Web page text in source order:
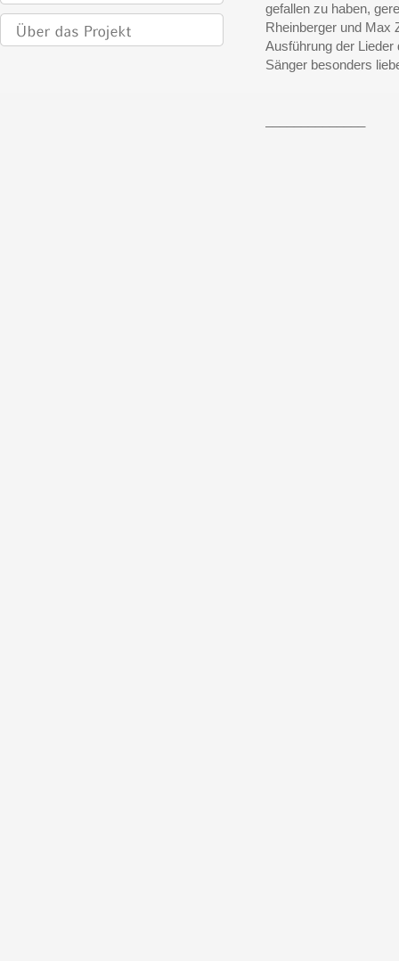
gefallen zu haben,
Rheinberger und Max
Ausführung der
Sänger besonders